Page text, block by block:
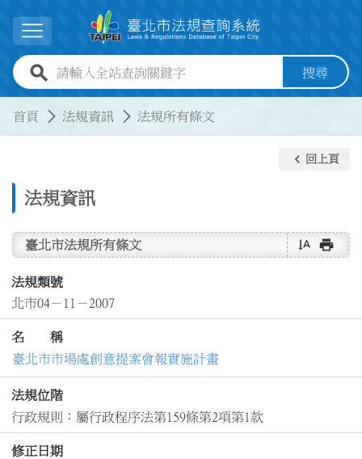
展開選單
全站查詢關鍵字欄位 搜尋
首頁 法規資訊 法規所有條文
法規資訊
keyboard_arrow_left 回上頁
臺北市法規所有條文 text_rotate_vertical print
法規類號
北市04－11－2007
名 稱
臺北市市場處創意提案會報實施計畫
法規位階
行政規則：屬行政程序法第159條第2項第1款
修正日期